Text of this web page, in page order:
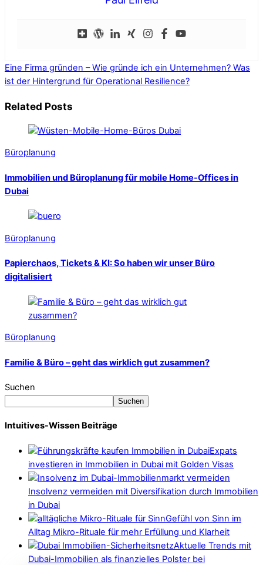
Eine Firma gründen – Wie gründe ich ein Unternehmen? Was
ist der Hintergrund für Operational Resilience?
Related Posts
Büroplanung
Immobilien und Büroplanung für mobile Home-Offices in
Dubai
Büroplanung
Papierchaos, Tickets & KI: So haben wir unser Büro
digitalisiert
Büroplanung
Familie & Büro – geht das wirklich gut zusammen?
Suchen
Suchen
Intuitives-Wissen Beiträge
Expats
investieren in Immobilien in Dubai mit Golden Visas
Insolvenz vermeiden mit Diversifikation durch Immobilien
in Dubai
Gefühl von Sinn im
Alltag Mikro-Rituale für mehr Erfüllung und Klarheit
Aktuelle Trends mit
Dubai-Immobilien als finanzielles Polster bei